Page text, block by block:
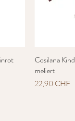
Cosilana
meliert
Preis
22,90 CHF